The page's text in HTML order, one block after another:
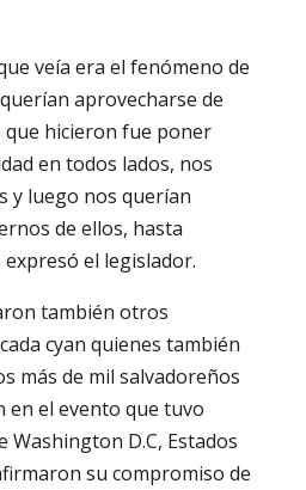
veía era el fenómeno de
aprovecharse de
hicieron fue poner
en todos lados, nos
y luego nos querían
de ellos, hasta
el legislador.
también otros
cyan quienes también
más de mil salvadoreños
en el evento que tuvo
Washington D.C, Estados
su compromiso de